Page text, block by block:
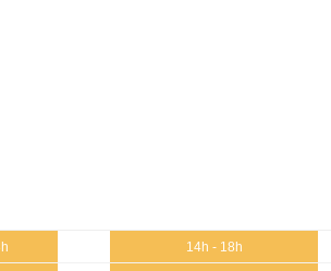
14h - 18h